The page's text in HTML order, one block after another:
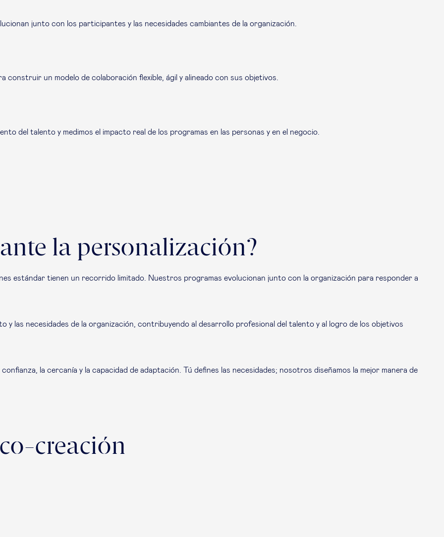
junto con los participantes y las necesidades cambiantes de la organización.
construir un modelo de colaboración flexible, ágil y alineado con sus objetivos.
del talento y medimos el impacto real de los programas en las personas y en el negocio.
la personalización?
estándar tienen un recorrido limitado. Nuestros programas evolucionan junto con la organización para responder a
y las necesidades de la organización, contribuyendo al desarrollo profesional del talento y al logro de los objetivos
la cercanía y la capacidad de adaptación. Tú defines las necesidades; nosotros diseñamos la mejor manera de
creación